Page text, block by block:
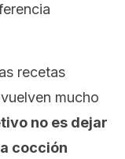
recetas
mucho
no es dejar
cocción